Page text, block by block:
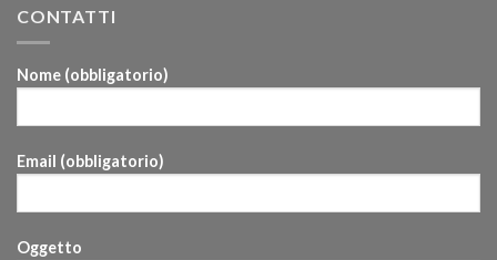
CONTATTI
Nome (obbligatorio)
Email (obbligatorio)
Oggetto